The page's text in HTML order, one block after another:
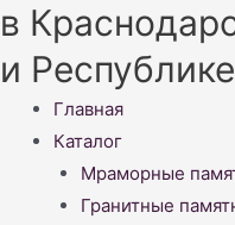
в
и
Меню
Главная
Каталог
Мраморные
Гранитные